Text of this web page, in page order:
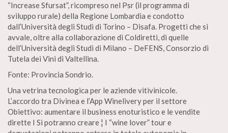
“Increase Sfursat”, ricompreso nel Psr (il programma di
sviluppo rurale) della Regione Lombardia e condotto
dall’Università degli Studi di Torino – Disafa. Progetti che si
avvale, oltre alla collaborazione di Coldiretti, di quelle
dell’Università degli Studi di Milano – DeFENS, Consorzio di
Tutela dei Vini di Valtellina.
Fonte: Provincia Sondrio.
Una vetrina tecnologica per le aziende vitivinicole.
L’accordo tra Divinea e l’App Winelivery per il settore
Obiettivo: aumentare il business enoturistico e le vendite
dirette I Si potranno creare ¦ I “wine lover” tour e